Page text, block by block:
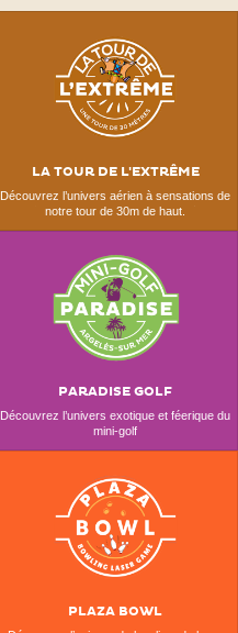
LA TOUR DE L'EXTRÊME
Découvrez l’univers aérien à sensations de
notre tour de 30m de haut.
PARADISE GOLF
Découvrez l’univers exotique et féerique du
mini-golf
PLAZA BOWL